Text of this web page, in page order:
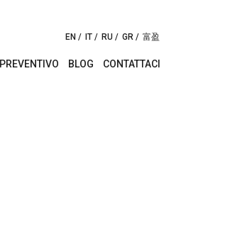
EN IT RU GR 富盈
PREVENTIVO BLOG CONTATTACI